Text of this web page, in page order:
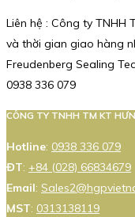
Liên hệ : Công ty TNHH
và thời gian giao hàng
Freudenberg Sealing
0938 336 079
CÔNG TY TNHH TM KT
Hotline: 0938 336 079
ĐT: +84 (028) 66834679
Email:
MST: 0313138119